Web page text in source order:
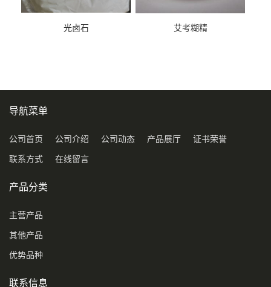
光卤石 艾考糊精
导航菜单
公司首页 公司介绍 公司动态 产品展厅 证书荣誉
联系方式 在线留言
产品分类
主营产品
其他产品
优势品种
联系信息